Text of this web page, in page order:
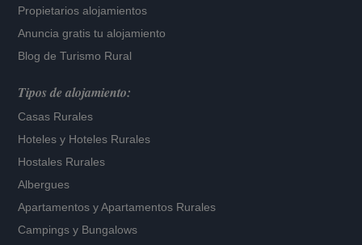
Propietarios alojamientos
Anuncia gratis tu alojamiento
Blog de Turismo Rural
Tipos de alojamiento:
Casas Rurales
Hoteles y Hoteles Rurales
Hostales Rurales
Albergues
Apartamentos yApartamentos Rurales
Campings y Bungalows